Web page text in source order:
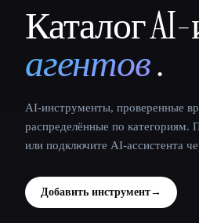
That AI Collection
Каталог
агентов.
AI-инструменты, проверенные
распределённые по категориям.
или подключите AI-ассистента
Добавить инструмент→